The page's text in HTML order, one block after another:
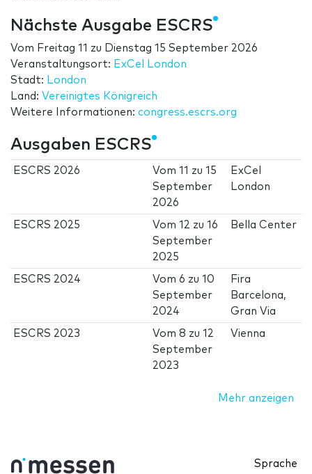
Nächste Ausgabe ESCRS
Vom Freitag 11 zu Dienstag 15 September 2026
Veranstaltungsort: ExCel London
Stadt: London
Land: Vereinigtes Königreich
Weitere Informationen: congress.escrs.org
Ausgaben ESCRS
ESCRS 2026 Vom11 zu15
September
2026
ExCel
London
ESCRS 2025 Vom12 zu16
September
2025
Bella Center
ESCRS 2024 Vom6 zu10
September
2024
Fira
Barcelona,
Gran Via
ESCRS 2023 Vom8 zu12
September
2023
Vienna
Mehr anzeigen
Sprache